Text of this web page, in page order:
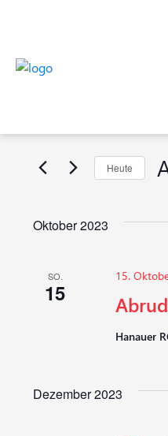
Ansichten,
eingeben.
nach
Heute
Oktober 2023
SO.
15
15.
Hanauer
Dezember 2023